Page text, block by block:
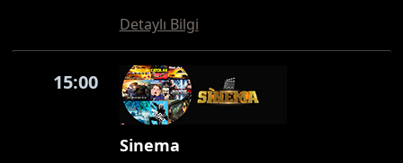
Detaylı Bilgi
15:00
Sinema